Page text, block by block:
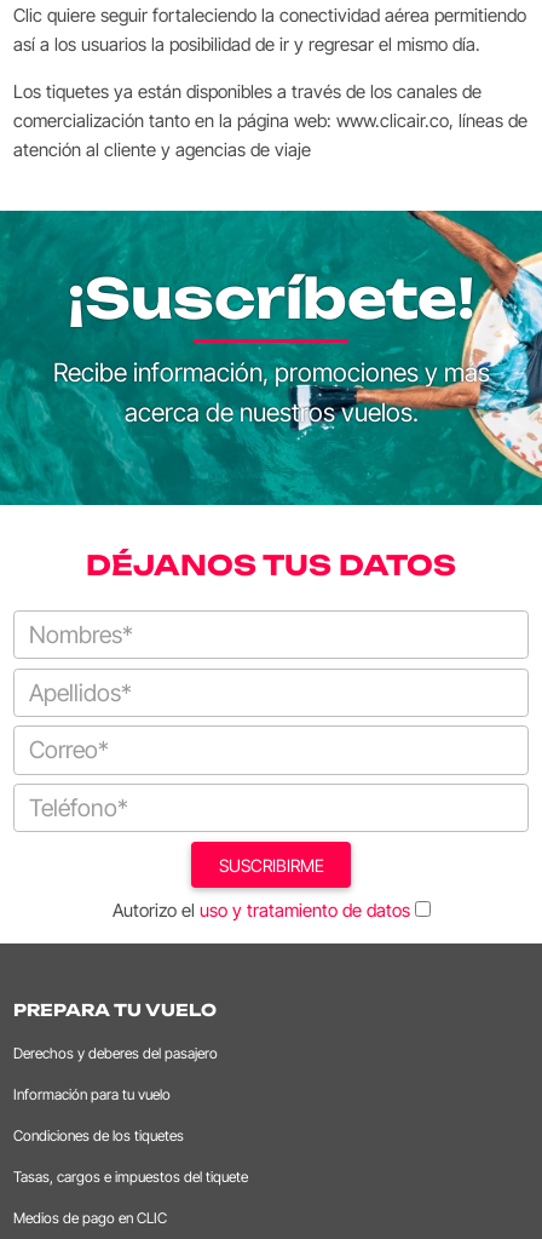
Clic quiere seguir fortaleciendo la conectividad aérea permitiendo
así a los usuarios la posibilidad de ir y regresar el mismo día.
Los tiquetes ya están disponibles a través de los canales de
comercialización tanto en la página web: www.clicair.co, líneas de
atención al cliente y agencias de viaje
¡Suscríbete!
Recibe información, promociones y más
acerca de nuestros vuelos.
DÉJANOS TUS DATOS
SUSCRIBIRME
Autorizo el uso y tratamiento de datos
PREPARA TU VUELO
Derechos y deberes del pasajero
Información para tu vuelo
Condiciones de los tiquetes
Tasas, cargos e impuestos del tiquete
Medios de pago en CLIC